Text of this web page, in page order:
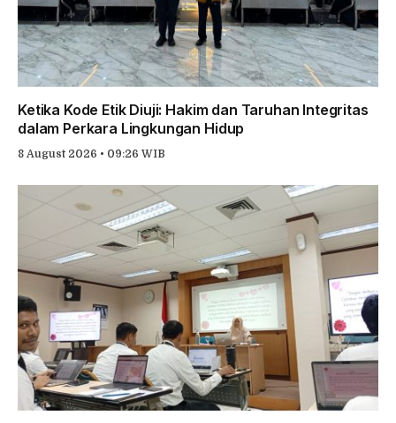
Ketika Kode Etik Diuji: Hakim dan Taruhan Integritas
dalam Perkara Lingkungan Hidup
8 August 2026 • 09:26 WIB